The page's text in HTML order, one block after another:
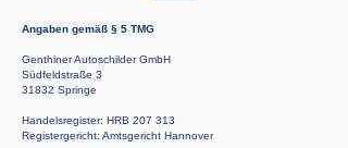
Angaben gemäß § 5 TMG
Genthiner Autoschilder GmbH
Südfeldstraße 3
31832 Springe
Handelsregister: HRB 207 313
Registergericht: Amtsgericht Hannover